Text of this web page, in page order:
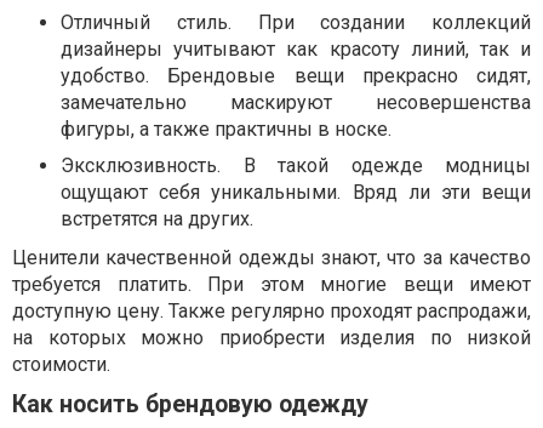
Отличный стиль. При создании коллекций
дизайнеры учитывают как красоту линий, так и
удобство. Брендовые вещи прекрасно сидят,
замечательно маскируют несовершенства
фигуры, а также практичны в носке.
Эксклюзивность. В такой одежде модницы
ощущают себя уникальными. Вряд ли эти вещи
встретятся на других.
Ценители качественной одежды знают, что за качество
требуется платить. При этом многие вещи имеют
доступную цену. Также регулярно проходят распродажи,
на которых можно приобрести изделия по низкой
стоимости.
Как носить брендовую одежду